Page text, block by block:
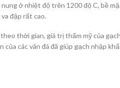
ở nhiệt độ trên 1200 độ C, bề
đập rất cao.
thời gian, giá trị thẩm mỹ của
các vân đá đã giúp gạch nhập